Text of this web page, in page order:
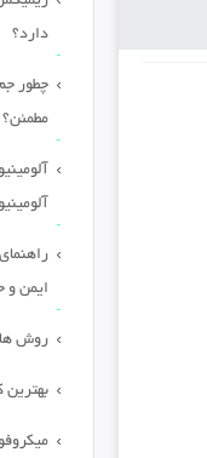
دارد؟
چطور
مطمئن؟
ایمن و
روش
بهترین